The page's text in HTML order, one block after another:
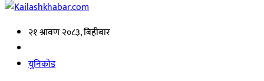
२१ श्रावण २०८३, बिहीबार
युनिकोड